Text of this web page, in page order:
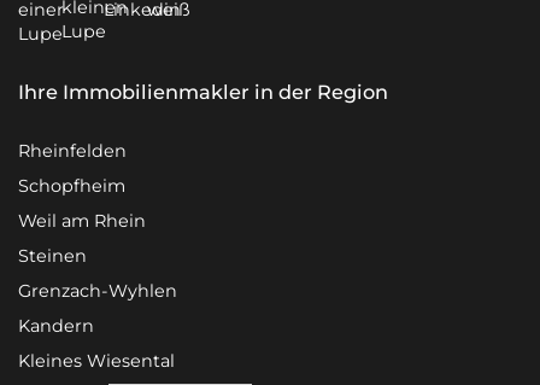
Ihre Immobilienmakler in der Region
Rheinfelden
Schopfheim
Weil am Rhein
Steinen
Grenzach-Wyhlen
Kandern
Kleines Wiesental